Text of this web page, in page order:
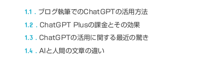
1.1 ブログ執筆でのChatGPTの活用方法
1.2 ChatGPT Plusの課金とその効果
1.3 ChatGPTの活用に関する最近の驚き
1.4 AIと人間の文章の違い